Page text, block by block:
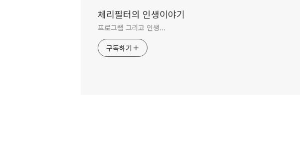
체리필터의 인생이야기
프로그램 그리고 인생...
구독하기